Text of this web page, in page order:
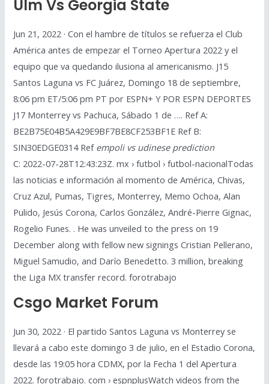
Ulm Vs Georgia State
Jun 21, 2022 · Con el hambre de títulos se refuerza el Club
América antes de empezar el Torneo Apertura 2022 y el
equipo que va quedando ilusiona al americanismo. J15
Santos Laguna vs FC Juárez, Domingo 18 de septiembre,
8:06 pm ET/5:06 pm PT por ESPN+ Y POR ESPN DEPORTES
J17 Monterrey vs Pachuca, Sábado 1 de …. Ref A:
BE2B75E04B5A429E9BF7BE8CF253BF1E Ref B:
SIN30EDGE0314 Ref empoli vs udinese prediction
C: 2022-07-28T12:43:23Z. mx › futbol › futbol-nacionalTodas
las noticias e información al momento de América, Chivas,
Cruz Azul, Pumas, Tigres, Monterrey, Memo Ochoa, Alan
Pulido, Jesús Corona, Carlos González, André-Pierre Gignac,
Rogelio Funes. . He was unveiled to the press on 19
December along with fellow new signings Cristian Pellerano,
Miguel Samudio, and Darío Benedetto. 3 million, breaking
the Liga MX transfer record. forotrabajo
Csgo Market Forum
Jun 30, 2022 · El partido Santos Laguna vs Monterrey se
llevará a cabo este domingo 3 de julio, en el Estadio Corona,
desde las 19:05 hora CDMX, por la Fecha 1 del Apertura
2022. forotrabajo. com › espnplusWatch videos from the